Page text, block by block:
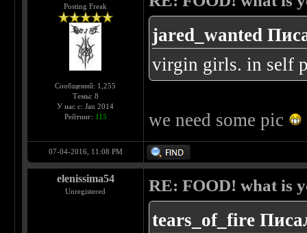
Posting Freak
Сообщений: 1,255
Темы: 8
У нас с: Jan 2014
Рейтинг: 115
jared_wanted
virgin girls. in self
we need some pic
07-04-2016, 11:08 PM
elenissima54
Unregistered RE: FOOD! what is
tears_of_fire